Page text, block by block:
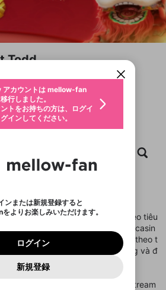
Todd
プレイリスト
là nền tảng giải trí trực tuyến theo tiêu
trải nghiệm cá cược thể thao và casin
thống tỷ lệ kèo được cập nhật theo t
chơi dễ dàng theo dõi biến động và đ
quả.
79KING sử dụng công nghệ livestream
ストに追加しますか？
OK
公開は終了しました
OK
ァンレター
者にファンレターを送ることがで
ザインを選んでメッセージを書い
能は有料サービスです。
設定
されている動画 (ライブ配信、配
ブ、アップロード動画) をページ
定できます。動画タイトル横のメ
ることができます。
リストを選択
ストを一つ選択すると、そのプレイ
レイリストがありません。
レイリストがありません
が不足しています
確認ください
を利用するには変更後の内容を
を確認しました。
確認しました
アカウントは mellow-fan
トをお持ちの方は、ログイ
新規登録
アドレスで新規登録
または
Google
Yahoo! JAPAN
でサインアップ
。
カウントはmellow-fanア
でログイン中のア
ログイン
アドレスでログイン
または
Google
Yahoo! JAPAN
でサインイン
ログイン
ログイン
た方はこちら
ちですか？アカウントを作成する
アカウントは mellow-fan
行しました。
トをお持ちの方は、ログイ
インしてください。
ンまたは新規登録すると
よりお楽しみいただけます。
ログイン
新規登録
ドレスを入力し、送信してくださ
再設定する
ただいたメールアドレ
ワード再設定用URLを
ください
OK
ナルデータの登録
更できません。
情報はサービスの向上を目的
ます。
利用いただくには、生年月の
コードの入力
ドメイン）が受信拒否設
ないかご確認ください。
入力
の有効期限が切れたた
ザーとして報告しま
てください
現
0
いては、利用規約に違反しているか
確認します。
規約違反になります。
ブスクシェア
ュニティ参加方法
カウントをお持ちでない方
カウントを作成
供するコミュニティーサービスで、
りがありません。Discordに関してのお
えすることができません。Discordの仕
コミュニティ特典の提供が終了する可能